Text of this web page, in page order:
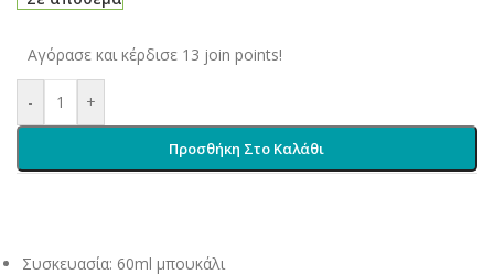
Αγόρασε και κέρδισε 13 join points!
- +
Προσθήκη Στο Καλάθι
Συσκευασία: 60ml μπουκάλι